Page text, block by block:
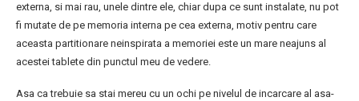
externa, si mai rau, unele dintre ele, chiar dupa ce sunt instalate, nu pot
fi mutate de pe memoria interna pe cea externa, motiv pentru care
aceasta partitionare neinspirata a memoriei este un mare neajuns al
acestei tablete din punctul meu de vedere.
Asa ca trebuie sa stai mereu cu un ochi pe nivelul de incarcare al asa-